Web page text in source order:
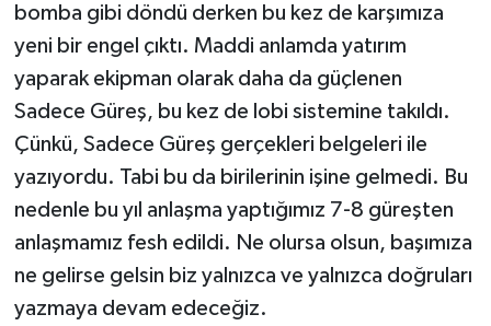
bomba gibi döndü derken bu kez de karşımıza
yeni bir engel çıktı. Maddi anlamda yatırım
yaparak ekipman olarak daha da güçlenen
Sadece Güreş, bu kez de lobi sistemine takıldı.
Çünkü, Sadece Güreş gerçekleri belgeleri ile
yazıyordu. Tabi bu da birilerinin işine gelmedi. Bu
nedenle bu yıl anlaşma yaptığımız 7-8 güreşten
anlaşmamız fesh edildi. Ne olursa olsun, başımıza
ne gelirse gelsin biz yalnızca ve yalnızca doğruları
yazmaya devam edeceğiz.